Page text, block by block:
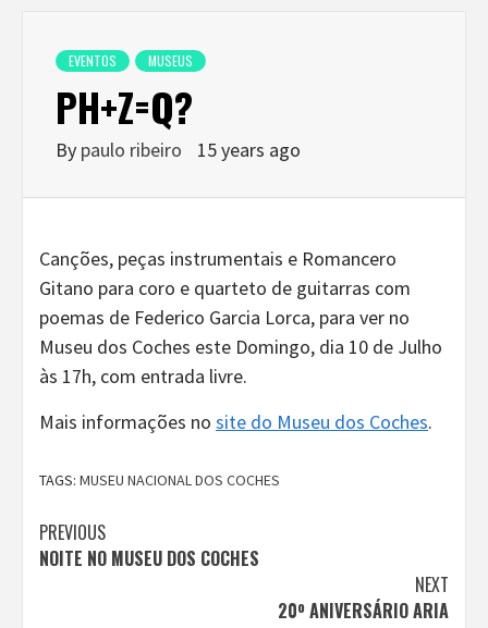
EVENTOS MUSEUS
PH+Z=Q?
By paulo ribeiro 15 years ago
Canções, peças instrumentais e Romancero
Gitano para coro e quarteto de guitarras com
poemas de Federico Garcia Lorca, para ver no
Museu dos Coches este Domingo, dia 10 de Julho
às 17h, com entrada livre.
Mais informações no site do Museu dos Coches.
TAGS: MUSEU NACIONAL DOS COCHES
Continue
Reading
PREVIOUS
NOITE NO MUSEU DOS COCHES
NEXT
20º ANIVERSÁRIO ARIA